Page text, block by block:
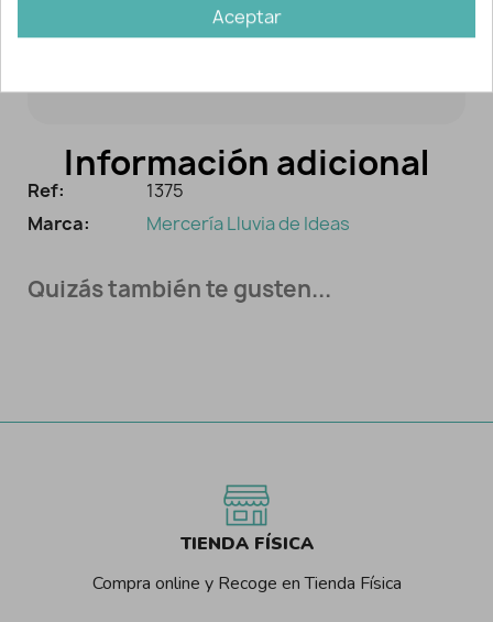
La tinta permanece invisible en la tela.
Puede reaparecer a temperaturas muy
Información adicional
Ref:
1375
Marca:
Mercería Lluvia de Ideas
Quizás también te gusten...
TIENDA FÍSICA
Compra online y Recoge en Tienda Física
Aceptar